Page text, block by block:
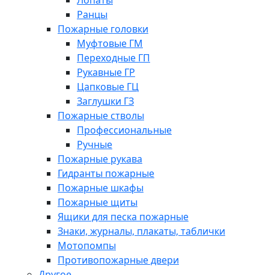
Ранцы
Пожарные головки
Муфтовые ГМ
Переходные ГП
Рукавные ГР
Цапковые ГЦ
Заглушки ГЗ
Пожарные стволы
Профессиональные
Ручные
Пожарные рукава
Гидранты пожарные
Пожарные шкафы
Пожарные щиты
Ящики для песка пожарные
Знаки, журналы, плакаты, таблички
Мотопомпы
Противопожарные двери